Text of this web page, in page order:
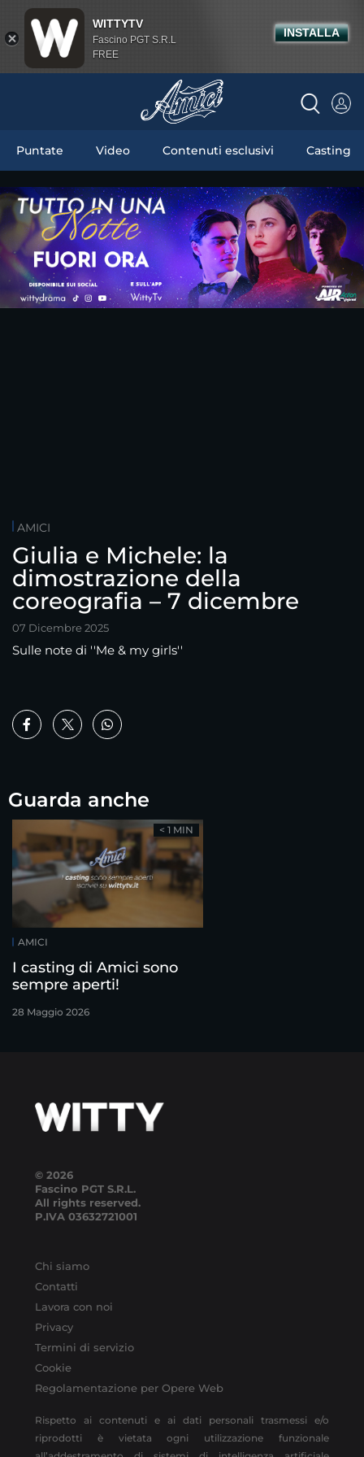
Puntate Video Contenuti esclusivi Casting
AMICI
Giulia e Michele: la
dimostrazione della
coreografia – 7 dicembre
07 Dicembre 2025
Sulle note di ''Me & my girls''
Guarda anche
AMICI
I casting di Amici sono
sempre aperti!
28 Maggio 2026
< 1 MIN
© 2026
Fascino PGT S.R.L.
All rights reserved.
P.IVA 03632721001
Chi siamo
Contatti
Lavora con noi
Privacy
Termini di servizio
Cookie
Regolamentazione per Opere Web
Rispetto ai contenuti e ai dati personali trasmessi e/o
riprodotti è vietata ogni utilizzazione funzionale
WITTYTV
Fascino PGT S.R.L
FREE
INSTALLA